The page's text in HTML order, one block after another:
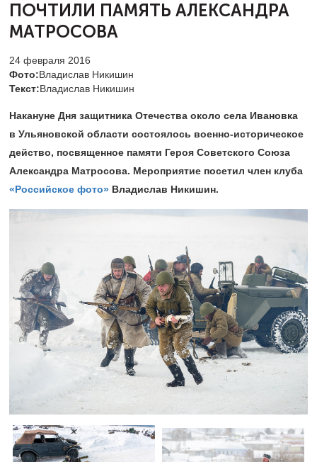
ПОЧТИЛИ ПАМЯТЬ АЛЕКСАНДРА
МАТРОСОВА
24 февраля 2016
Фото:Владислав Никишин
Текст:Владислав Никишин
Накануне Дня защитника Отечества около села Ивановка
в Ульяновской области состоялось военно-историческое
действо, посвященное памяти Героя Советского Союза
Александра Матросова. Мероприятие посетил член клуба
«Российское фото» Владислав Никишин.